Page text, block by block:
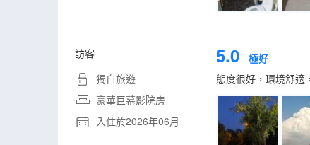
訪客
獨自旅遊
豪華巨幕影院房
入住於2026年06月
5.0 極好
態度很好，環境舒